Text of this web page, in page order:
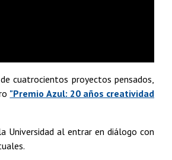
cuatrocientos proyectos pensados,
"Premio Azul: 20 años creatividad
Universidad al entrar en diálogo con